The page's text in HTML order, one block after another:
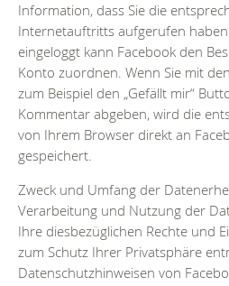
Information, dass Sie die
Internetauftritts aufgerufen
eingeloggt kann Facebook den
Konto zuordnen. Wenn Sie mit
zum Beispiel den „Gefällt mir“
Kommentar abgeben, wird die
von Ihrem Browser direkt an
gespeichert.
Zweck und Umfang der
Verarbeitung und Nutzung der
Ihre diesbezüglichen Rechte und
zum Schutz Ihrer Privatsphäre
Datenschutzhinweisen von